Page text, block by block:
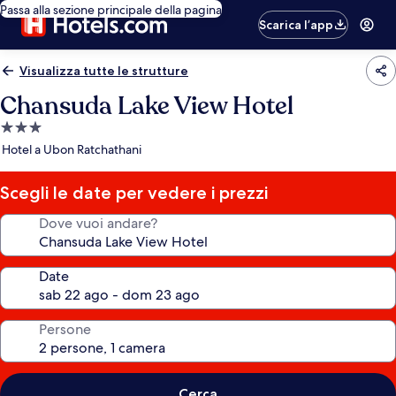
Passa alla sezione principale della pagina
Scarica l’app
Visualizza tutte le strutture
Chansuda Lake View Hotel
Struttura
a
stelle
Hotel a Ubon Ratchathani
Scegli le date per vedere i prezzi
Dove vuoi andare?
Date
Persone